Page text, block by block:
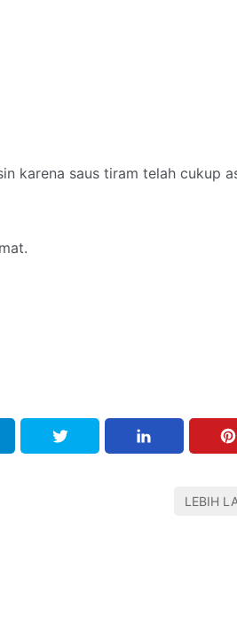
karena saus tiram telah cukup
LEBIH